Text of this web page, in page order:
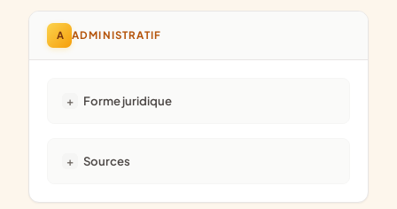
A ADMINISTRATIF
Forme juridique
Sources